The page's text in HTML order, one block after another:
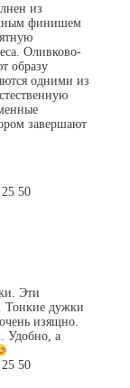
из
финишем
Оливково-
образу
одними из
завершают
50
Эти
Тонкие дужки
изящно.
Удобно, а
50